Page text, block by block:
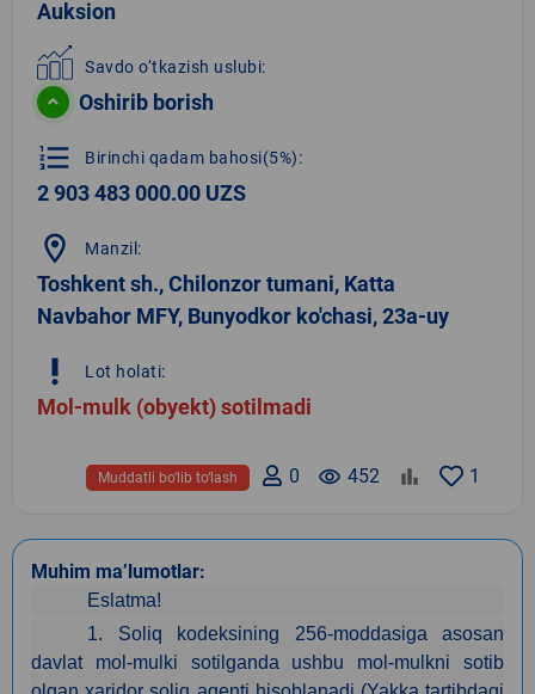
Auksion
Savdo o‘tkazish uslubi:
Oshirib borish
format_list_numbered Birinchi qadam bahosi(5%):
2 903 483 000.00 UZS
location_on Manzil:
Toshkent sh., Chilonzor tumani, Katta
Navbahor MFY, Bunyodkor ko'chasi, 23a-uy
priority_high Lot holati:
Mol-mulk (obyekt) sotilmadi
1
remove_red_eye 452
0
Muddatli bo‘lib to‘lash
Muhim ma’lumotlar:
Eslatma!
1. Soliq kodeksining 256-moddasiga asosan
davlat mol-mulki sotilganda ushbu mol-mulkni sotib